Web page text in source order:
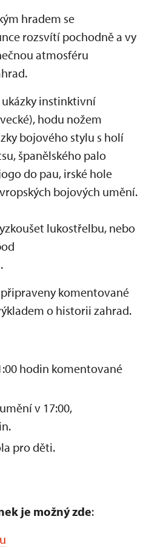
hradem se
rozsvítí pochodně a vy
atmosféru
instinktivní
hodu nožem
bojového stylu s holí
španělského palo
do pau, irské hole
bojových umění.
lukostřelbu, nebo
komentované
o historii zahrad.
hodin komentované
v 17:00,
pro děti.
je možný zde: